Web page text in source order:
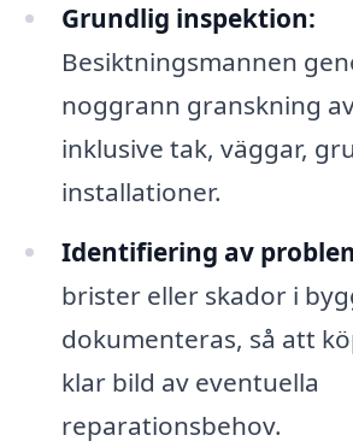
Grundlig inspektion:
Besiktningsmannen
noggrann granskning
inklusive tak, väggar,
installationer.
Identifiering av
brister eller skador i
dokumenteras, så att
klar bild av eventuella
reparationsbehov.